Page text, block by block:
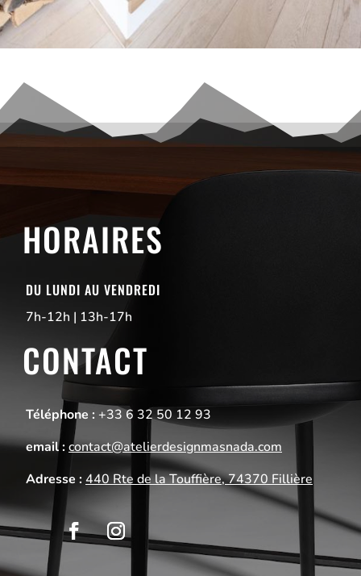
HORAIRES
DU LUNDI AU VENDREDI
7h-12h | 13h-17h
CONTACT
Téléphone :+33 6 32 50 12 93
email :contact@atelierdesignmasnada.com
Adresse :440 Rte de la Touffière, 74370 Fillière